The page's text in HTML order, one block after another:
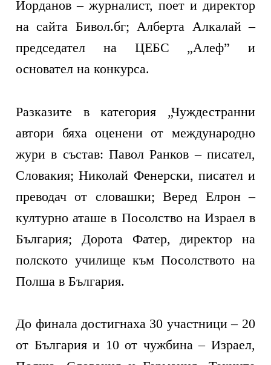
Йорданов – журналист, поет и директор
на сайта Бивол.бг; Алберта Алкалай –
председател на ЦЕБС „Алеф” и
основател на конкурса.
Разказите в категория „Чуждестранни
автори бяха оценени от международно
жури в състав: Павол Ранков – писател,
Словакия; Николай Фенерски, писател и
преводач от словашки; Веред Елрон –
културно аташе в Посолство на Израел в
България; Дорота Фатер, директор на
полското училище към Посолството на
Полша в България.
До финала достигнаха 30 участници – 20
от България и 10 от чужбина – Израел,